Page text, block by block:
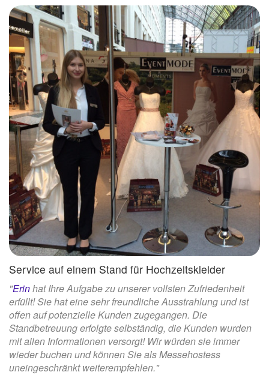
Service auf einem Stand für Hochzeitskleider
"Erinhat Ihre Aufgabe zu unserer vollsten Zufriedenheit
erfüllt! Sie hat eine sehr freundliche Ausstrahlung und ist
offen auf potenzielle Kunden zugegangen. Die
Standbetreuung erfolgte selbständig, die Kunden wurden
mit allen Informationen versorgt! Wir würden sie immer
wieder buchen und können Sie als Messehostess
uneingeschränkt weiterempfehlen."